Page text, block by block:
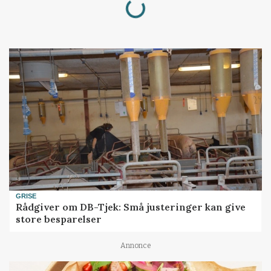
GRISE
Rådgiver om DB-Tjek: Små justeringer kan give
store besparelser
Annonce